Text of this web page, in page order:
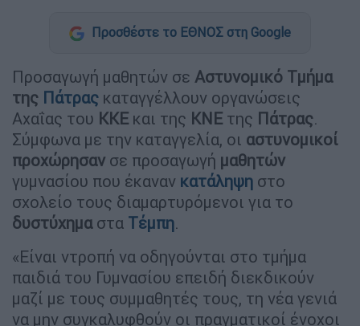
Προσθέστε το ΕΘΝΟΣ στη Google
Προσαγωγή μαθητών σε Αστυνομικό Τμήμα
της Πάτρας καταγγέλλουν οργανώσεις
Αχαΐας του ΚΚΕ και της ΚΝΕ της Πάτρας.
Σύμφωνα με την καταγγελία, οι αστυνομικοί
προχώρησαν σε προσαγωγή μαθητών
γυμνασίου που έκαναν κατάληψη στο
σχολείο τους διαμαρτυρόμενοι για το
δυστύχημαστα Τέμπη.
«Είναι ντροπή να οδηγούνται στο τμήμα
παιδιά του Γυμνασίου επειδή διεκδικούν
μαζί με τους συμμαθητές τους, τη νέα γενιά
να μην συγκαλυφθούν οι πραγματικοί ένοχοι